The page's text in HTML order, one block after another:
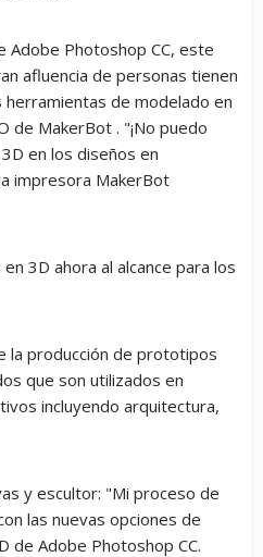
Adobe Photoshop CC, este
afluencia de personas tienen
de modelado en
de MakerBot . "¡No puedo
en los diseños en
impresora MakerBot
3D ahora al alcance para los
la producción de prototipos
que son utilizados en
incluyendo arquitectura,
y escultor: "Mi proceso de
las nuevas opciones de
de Adobe Photoshop CC.